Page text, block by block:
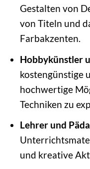
Gestalten von
von Titeln und
Farbakzenten.
Hobbykünstler
kostengünstige
hochwertige
Techniken zu
Lehrer und
und kreative